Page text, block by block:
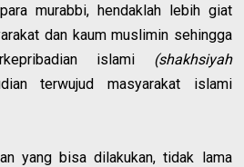
murabbi, hendaklah lebih giat
dan kaum muslimin sehingga
islami (shakhsiyah
terwujud masyarakat islami
yang bisa dilakukan, tidak lama